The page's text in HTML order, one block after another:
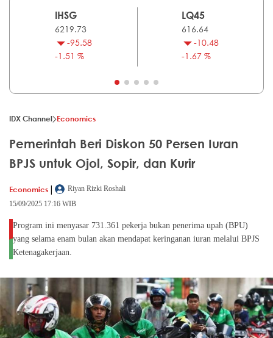
IHSG
6219.73
-95.58
-1.51 %
LQ45
616.64
-10.48
-1.67 %
IDX Channel Economics
Pemerintah Beri Diskon 50 Persen Iuran
BPJS untuk Ojol, Sopir, dan Kurir
Economics |
Riyan Rizki Roshali
15/09/2025 17:16 WIB
Program ini menyasar 731.361 pekerja bukan penerima upah (BPU)
yang selama enam bulan akan mendapat keringanan iuran melalui BPJS
Ketenagakerjaan.